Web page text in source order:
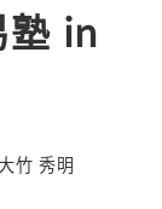
塾 in
大竹 秀明